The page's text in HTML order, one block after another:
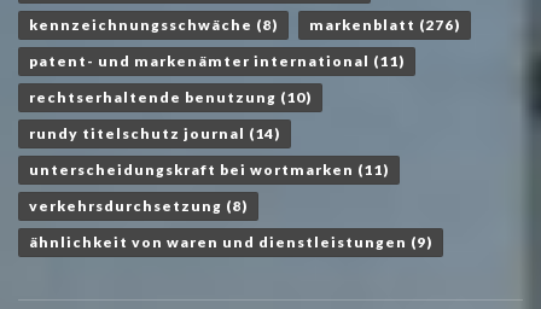
kennzeichnungsschwäche (8) markenblatt (276)
patent- und markenämter international (11)
rechtserhaltende benutzung (10)
rundy titelschutz journal (14)
unterscheidungskraft bei wortmarken (11)
verkehrsdurchsetzung (8)
ähnlichkeit von waren und dienstleistungen (9)